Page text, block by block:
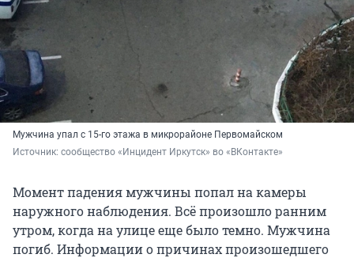
Мужчина упал с 15-го этажа в микрорайоне Первомайском
Источник: сообщество «Инцидент Иркутск» во «ВКонтакте»
Момент падения мужчины попал на камеры
наружного наблюдения. Всё произошло ранним
утром, когда на улице еще было темно. Мужчина
погиб. Информации о причинах произошедшего